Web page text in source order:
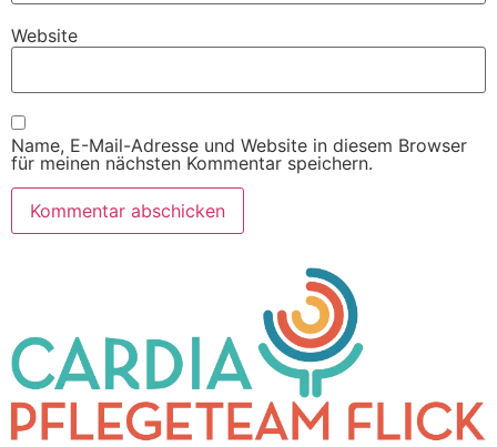
Website
Name, E-Mail-Adresse und Website in diesem Browser
für meinen nächsten Kommentar speichern.